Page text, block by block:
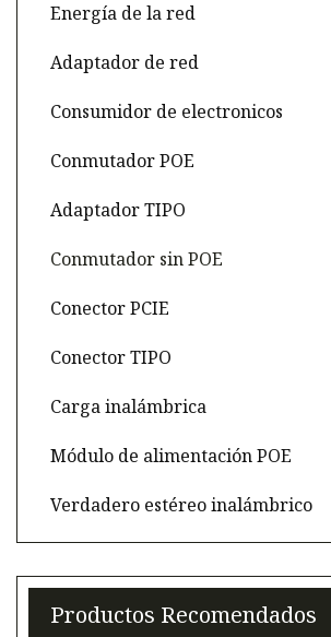
Energía de la red
Adaptador de red
Consumidor de electronicos
Conmutador POE
Adaptador TIPO
Conmutador sin POE
Conector PCIE
Conector TIPO
Carga inalámbrica
Módulo de alimentación POE
Verdadero estéreo inalámbrico
Productos Recomendados